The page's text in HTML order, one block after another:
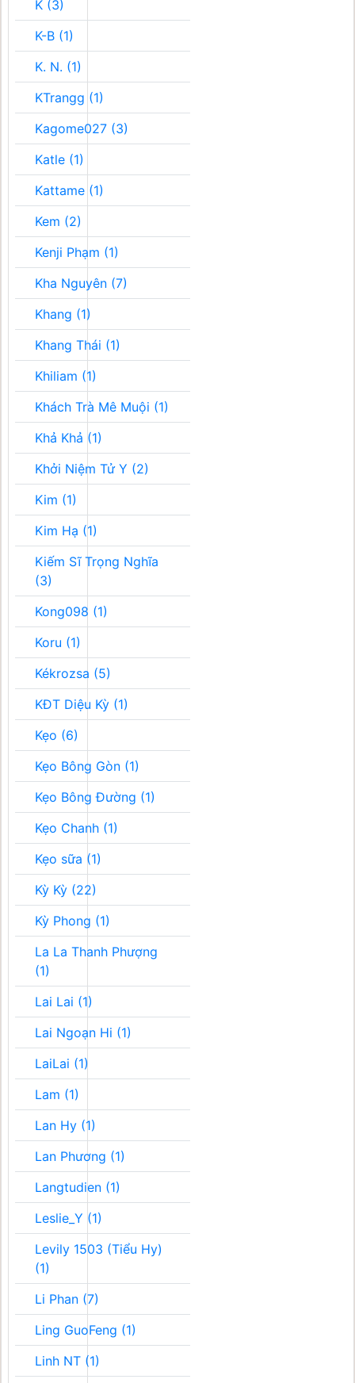
K (3)
K-B (1)
K. N. (1)
KTrangg (1)
Kagome027 (3)
Katle (1)
Kattame (1)
Kem (2)
Kenji Phạm (1)
Kha Nguyên (7)
Khang (1)
Khang Thái (1)
Khiliam (1)
Khách Trà Mê Muội (1)
Khả Khả (1)
Khởi Niệm Tử Y (2)
Kim (1)
Kim Hạ (1)
Kiếm Sĩ Trọng Nghĩa
(3)
Kong098 (1)
Koru (1)
Kékrozsa (5)
KĐT Diệu Kỳ (1)
Kẹo (6)
Kẹo Bông Gòn (1)
Kẹo Bông Đường (1)
Kẹo Chanh (1)
Kẹo sữa (1)
Kỳ Kỳ (22)
Kỳ Phong (1)
La La Thanh Phượng
(1)
Lai Lai (1)
Lai Ngoạn Hi (1)
LaiLai (1)
Lam (1)
Lan Hy (1)
Lan Phương (1)
Langtudien (1)
Leslie_Y (1)
Levily 1503 (Tiểu Hy)
(1)
Li Phan (7)
Ling GuoFeng (1)
Linh NT (1)